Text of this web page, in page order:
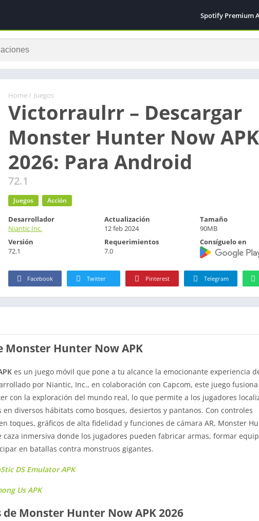
Spotify Premium
Home / Juegos
Victorraulrr – Descargar
Monster Hunter Now APK
2026: Para Android
72.1
Juegos Acción
Desarrollador
Niantic Inc.
Actualización
12 feb 2024
Tamaño
90MB
Versión
72.1
Requerimientos
7.0
Consíguelo en
Facebook Twitter Pinterest Telegram
Monster Hunter Now APK
es un juego móvil que pone a tu alcance la emocionante experiencia
por Niantic, Inc., en colaboración con Capcom, este juego
con la exploración del mundo real, lo que permite a los jugadores
diversos hábitats como bosques, desiertos y pantanos. Con controles
toques, gráficos de alta fidelidad y funciones de cámara AR, Monster
caza inmersiva donde los jugadores pueden fabricar armas, formar
en batallas contra monstruos gigantes.
DS Emulator APK
Us APK
Monster Hunter Now APK 2026